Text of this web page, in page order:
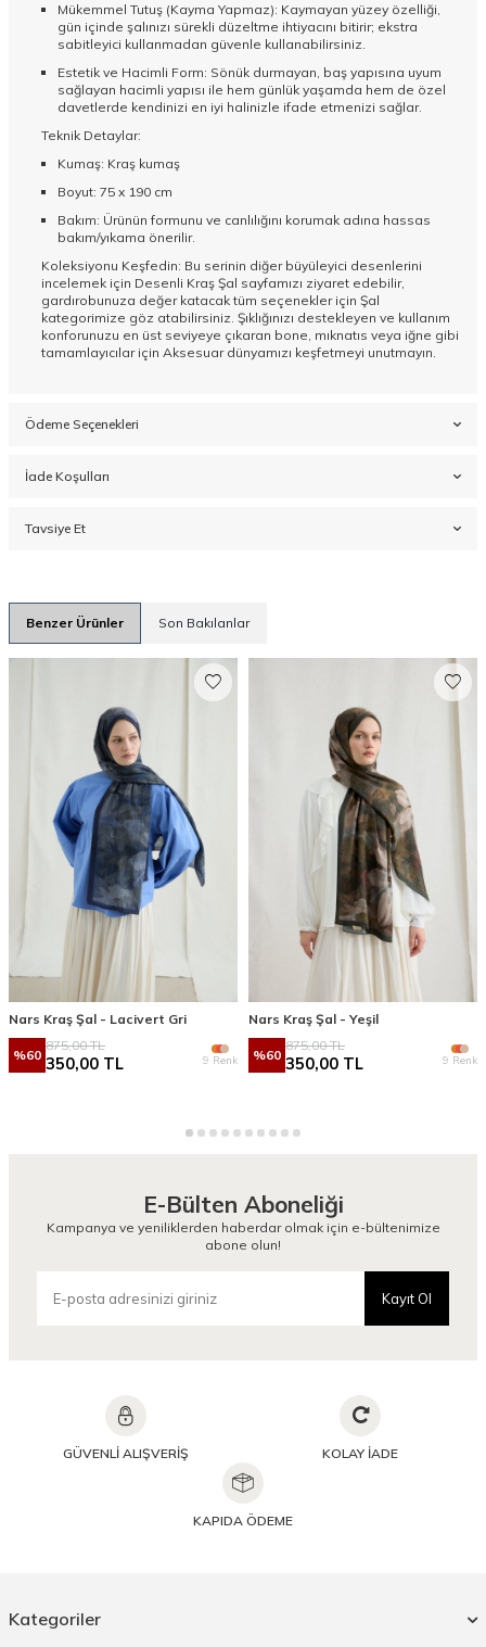
Mükemmel Tutuş (Kayma Yapmaz): Kaymayan yüzey özelliği,
gün içinde şalınızı sürekli düzeltme ihtiyacını bitirir; ekstra
sabitleyici kullanmadan güvenle kullanabilirsiniz.
Estetik ve Hacimli Form: Sönük durmayan, baş yapısına uyum
sağlayan hacimli yapısı ile hem günlük yaşamda hem de özel
davetlerde kendinizi en iyi halinizle ifade etmenizi sağlar.
Teknik Detaylar:
Kumaş: Kraş kumaş
Boyut: 75 x 190 cm
Bakım: Ürünün formunu ve canlılığını korumak adına hassas
bakım/yıkama önerilir.
Koleksiyonu Keşfedin: Bu serinin diğer büyüleyici desenlerini
incelemek için Desenli Kraş Şal sayfamızı ziyaret edebilir,
gardırobunuza değer katacak tüm seçenekler için Şal
kategorimize göz atabilirsiniz. Şıklığınızı destekleyen ve kullanım
konforunuzu en üst seviyeye çıkaran bone, mıknatıs veya iğne gibi
tamamlayıcılar için Aksesuardünyamızı keşfetmeyi unutmayın.
Ödeme Seçenekleri
İade Koşulları
Tavsiye Et
Benzer Ürünler Son Bakılanlar
Nars Kraş Şal - Lacivert Gri
%60
875,00TL
350,00 TL 9 Renk
Nars Kraş Şal - Yeşil
%60
875,00TL
350,00 TL 9 Renk
E-Bülten Aboneliği
Kampanya ve yeniliklerden haberdar olmak için e-bültenimize
abone olun!
Kayıt Ol
GÜVENLİ ALIŞVERİŞ KOLAY İADE
KAPIDA ÖDEME
Kategoriler